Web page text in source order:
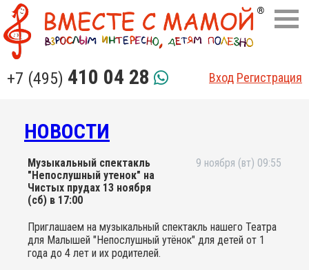
+7 (495) 410 04 28 Вход Регистрация
НОВОСТИ
Музыкальный спектакль
"Непослушный утенок" на
Чистых прудах 13 ноября
(сб) в 17:00
9 ноября (вт) 09:55
Приглашаем на музыкальный спектакль нашего Театра
для Малышей "Непослушный утёнок" для детей от 1
года до 4 лет и их родителей.